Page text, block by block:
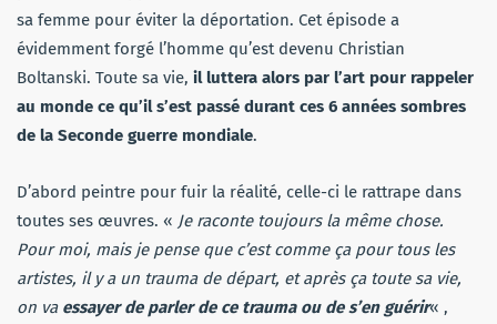
sa femme pour éviter la déportation. Cet épisode a
évidemment forgé l’homme qu’est devenu Christian
Boltanski. Toute sa vie, il luttera alors par l’art pour rappeler
au monde ce qu’il s’est passé durant ces 6 années sombres
de la Seconde guerre mondiale.
D’abord peintre pour fuir la réalité, celle-ci le rattrape dans
toutes ses œuvres. « Je raconte toujours la même chose.
Pour moi, mais je pense que c’est comme ça pour tous les
artistes, il y a un trauma de départ, et après ça toute sa vie,
on va essayer de parler de ce trauma ou de s’en guérir« ,